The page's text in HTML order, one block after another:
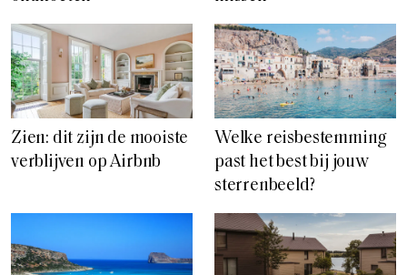
Zien: dit zijn de mooiste
verblijven op Airbnb
Welke reisbestemming
past het best bij jouw
sterrenbeeld?